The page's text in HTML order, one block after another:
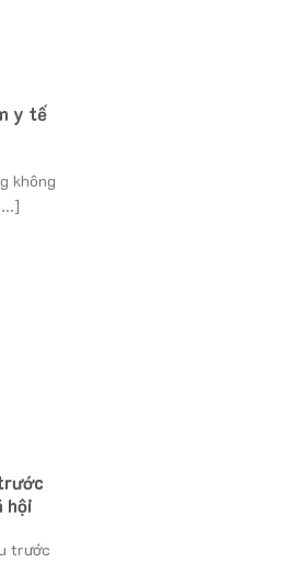
y tế
không
hội
trước